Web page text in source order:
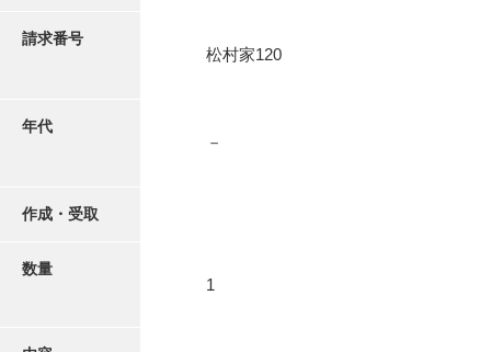
近代刊行写真帳類
請求番号
松村家120
年代
－
作成・受取
数量
1